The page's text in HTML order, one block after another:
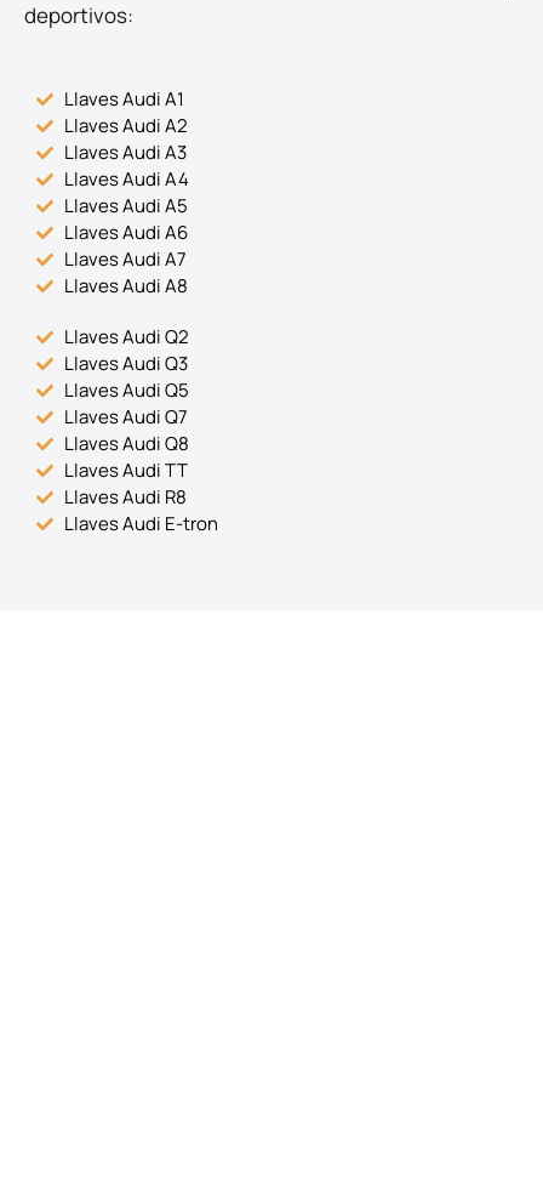
deportivos:
Llaves Audi A1
Llaves Audi A2
Llaves Audi A3
Llaves Audi A4
Llaves Audi A5
Llaves Audi A6
Llaves Audi A7
Llaves Audi A8
Llaves Audi Q2
Llaves Audi Q3
Llaves Audi Q5
Llaves Audi Q7
Llaves Audi Q8
Llaves Audi TT
Llaves Audi R8
Llaves Audi E-tron